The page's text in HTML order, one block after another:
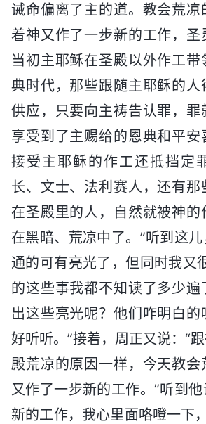
诫命偏离了主的道。教会荒凉
着神又作了一步新的工作，圣
当初主耶稣在圣殿以外作工带
典时代，那些跟随主耶稣的人
供应，只要向主祷告认罪，罪
享受到了主赐给的恩典和平安
接受主耶稣的作工还抵挡定
长、文士、法利赛人，还有那
在圣殿里的人，自然就被神的
在黑暗、荒凉中了。”听到这
通的可有亮光了，但同时我又
的这些事我都不知读了多少遍
出这些亮光呢？他们咋明白
好听听。”接着，周正又说：“
殿荒凉的原因一样，今天教会
又作了一步新的工作。”听到
新的工作，我心里面咯噔一下